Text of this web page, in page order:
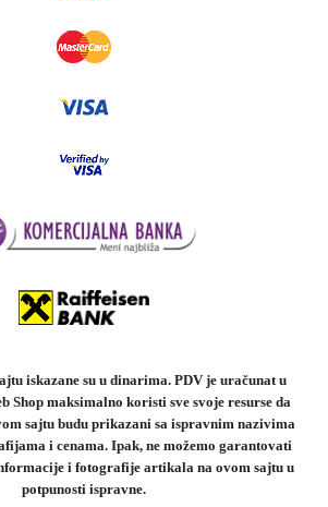
iskazane su u dinarima. PDV je uračunat u
Shop maksimalno koristi sve svoje resurse da
sajtu budu prikazani sa ispravnim nazivima
i cenama. Ipak, ne možemo garantovati
i fotografije artikala na ovom sajtu u
potpunosti ispravne.